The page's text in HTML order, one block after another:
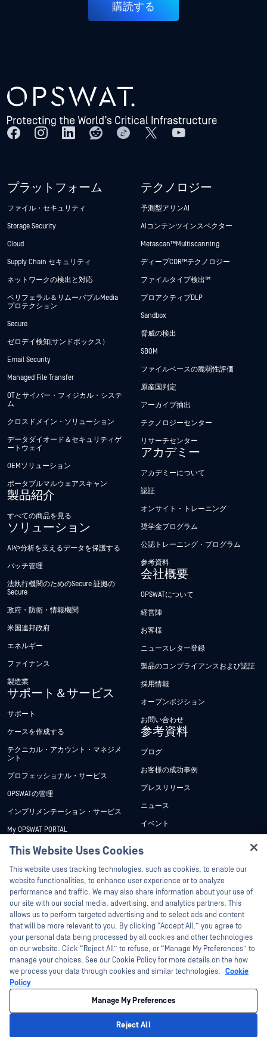
購読する
プラットフォーム
ファイル・セキュリティ
Storage Security
Cloud
Supply Chain セキュリティ
ネットワークの検出と対応
ペリフェラル＆リムーバブルMedia
プロテクション
Secure
ゼロデイ検知(サンドボックス）
Email Security
Managed File Transfer
OTとサイバー・フィジカル・システ
ム
クロスドメイン・ソリューション
データダイオード＆セキュリティゲ
ートウェイ
OEMソリューション
ポータブルマルウェアスキャン
製品紹介
すべての商品を見る
ソリューション
AIや分析を支えるデータを保護する
パッチ管理
法執行機関のためのSecure 証拠の
Secure
政府・防衛・情報機関
米国連邦政府
エネルギー
ファイナンス
製造業
サポート＆サービス
サポート
ケースを作成する
テクニカル・アカウント・マネジメ
ント
プロフェッショナル・サービス
OPSWATの管理
インプリメンテーション・サービス
My OPSWAT PORTAL
技術文書
トレーニング
脆弱性対策プログラム
パートナー
認証
テクノロジー・パートナー
OPSWAT チャネル パートナー
テクノロジー
予測型アリンAI
AIコンテンツインスペクター
Metascan™ Multiscanning
ディープCDR™テクノロジー
ファイルタイプ検出™
プロアクティブDLP
Sandbox
脅威の検出
SBOM
ファイルベースの脆弱性評価
原産国判定
アーカイブ抽出
テクノロジーセンター
リサーチセンター
アカデミー
アカデミーについて
認証
オンサイト・トレーニング
奨学金プログラム
公認トレーニング・プログラム
参考資料
会社概要
OPSWATについて
経営陣
お客様
ニュースレター登録
製品のコンプライアンスおよび認証
採用情報
オープンポジション
お問い合わせ
参考資料
ブログ
お客様の成功事例
プレスリリース
ニュース
イベント
ホワイトペーパー
無料ツール
©2026OPSWAT . All rights reserved.OPSWAT、MetaDefender、Metascan、
MetaAccess、OPSWAT 、Trust no File. Trust No Device.、OPSWAT 、Protecting the
World's Critical Infrastructure、Deep CDR™ Technology、InQuest、InQuestロゴ、
DFI、RetroHunt、Deep File Inspection、およびJoin the Huntは、OPSWAT の商標
です。第三者の商標は、それぞれの所有者の財産です。
プライバシーポリシー クッキー設定
This Website Uses Cookies
This website uses tracking technologies, such as cookies, to enable our
website functionalities, to enhance user experience or to analyze
performance and traffic. We may also share information about your use of
our site with our social media, advertising, and analytics partners. This
allows us to perform targeted advertising and to select ads and content
that will be more relevant to you. By clicking “Accept All,” you agree to
your personal data being processed by all cookies and other technologies
on our website. Click “Reject All” to refuse, or “Manage My Preferences” to
manage your choices. See our Cookie Policy for more details on the how
we process your data through cookies and similar technologies: Cookie
Policy
Manage My Preferences
Reject All
Hey there!
I'm Ozzy, your OPSWAT virtual assistant.
How can I help you secure what's critical
today?